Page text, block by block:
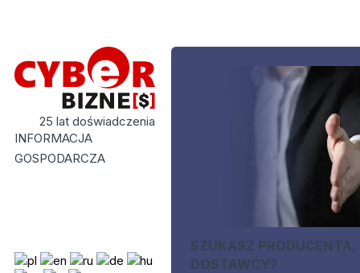
25 lat doświadczenia
INFORMACJA
GOSPODARCZA
SZUKASZ PRODUCENTA,
DOSTAWCY?